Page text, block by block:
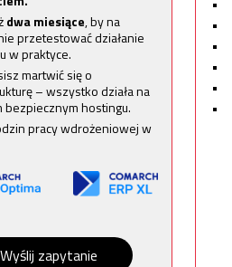
Wyślij zapytanie
dwa miesiące, by na
przetestować działanie
w praktyce.
martwić się o
– wszystko działa na
bezpiecznym hostingu.
pracy wdrożeniowej w